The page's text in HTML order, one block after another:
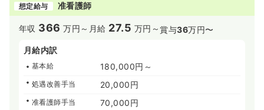
想定給与 准看護師
年収 366 万円～ 月給 27.5 万円～賞与36万円〜
月給内訳
基本給 180,000円～
処遇改善手当 20,000円
准看護師手当 70,000円